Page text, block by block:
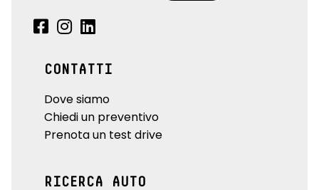
CONTATTI
Dove siamo
Chiedi un preventivo
Prenota un test drive
RICERCA AUTO